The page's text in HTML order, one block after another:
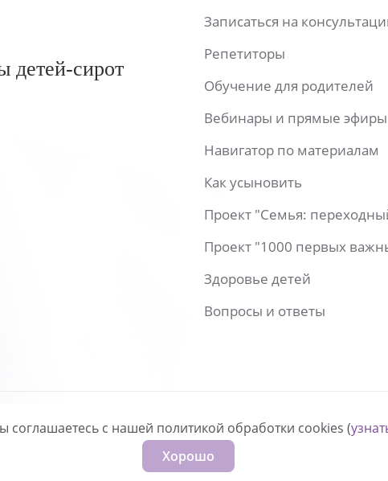
детей-сирот
Записаться на
Репетиторы
Обучение для родителей
Вебинары и прямые эфиры
Навигатор по материалам
Как усыновить
Проект "Семья:
Проект "1000 первых
Здоровье детей
Вопросы и ответы
соглашаетесь с нашей политикой обработки cookies (
Хорошо